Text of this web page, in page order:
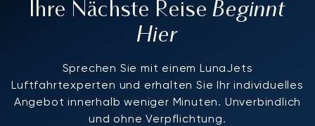
Ihre Nächste ReiseBeginnt
Hier
Sprechen Sie mit einem LunaJets
Luftfahrtexperten und erhalten Sie Ihr individuelles
Angebot innerhalb weniger Minuten. Unverbindlich
und ohne Verpflichtung.